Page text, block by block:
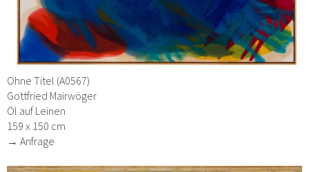
Ohne Titel (A0567)
Gottfried Mairwöger
Öl auf Leinen
159 x 150 cm
→ Anfrage